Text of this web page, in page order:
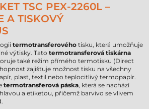
TSC PEX-2260L –
A TISKOVÝ
termotransferového tisku, která umožňuje
výtisky. Tato termotransferová tiskárna
také režim přímého termotisku (Direct
zajišťuje možnost tisku na všechny
plast, textil nebo teplocitlivý termopapír.
termotransferová páska, která se nachází
a etiketou, přičemž barvivo se vlivem